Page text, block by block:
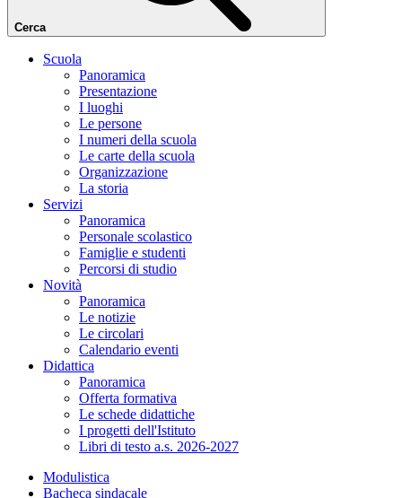
Cerca
Scuola
Panoramica
Presentazione
I luoghi
Le persone
I numeri della scuola
Le carte della scuola
Organizzazione
La storia
Servizi
Panoramica
Personale scolastico
Famiglie e studenti
Percorsi di studio
Novità
Panoramica
Le notizie
Le circolari
Calendario eventi
Didattica
Panoramica
Offerta formativa
Le schede didattiche
I progetti dell'Istituto
Libri di testo a.s. 2026-2027
Modulistica
Bacheca sindacale